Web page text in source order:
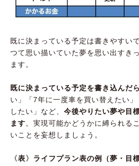
既に決まっている予定は書きやすい
つて思い描いていた夢を思い出すき
ます。
既に決まっている予定を書き込んだら
い」「7年に一度車を買い替えたい
したい」など、 今後やりたい夢や目
ます。実現可能かどうかに縛られる
いことを妄想しましょう。
〈表〉ライフプラン表の例（夢・目